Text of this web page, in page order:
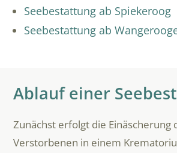
Seebestattung ab Spiekeroog
Seebestattung ab
Ablauf einer
Zunächst erfolgt die Einäscherung
Verstorbenen in einem